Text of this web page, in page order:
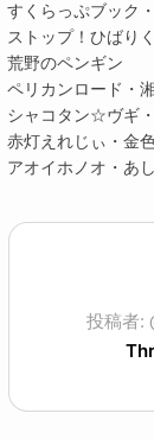
すくらっぷブック
ストップ！ひばり
荒野のペンギン
ペリカンロード・
シャコタン☆ヴギ
赤灯えれじぃ・金
アオイホノオ・あ
投稿者: